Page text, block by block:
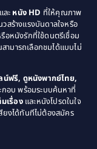
1978
1975
1970
1968
1963
และ หนัง HD ที่ให้คุณภาพ
สร้างแรงบันดาลใจหรือ
อหนังรักที่ใช้ดนตรีเชื่อม
ามารถเลือกชมได้แบบไม่
น์ฟรี, ดูหนังพากย์ไทย,
กอบ พร้อมระบบค้นหาที่
เรื่องและหนังโปรดในใจ
ยงได้ทันทีไม่ต้องสมัคร